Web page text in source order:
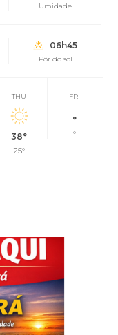
Umidade
06h45
Pôr do sol
THU
38°
25°
FRI
°
°